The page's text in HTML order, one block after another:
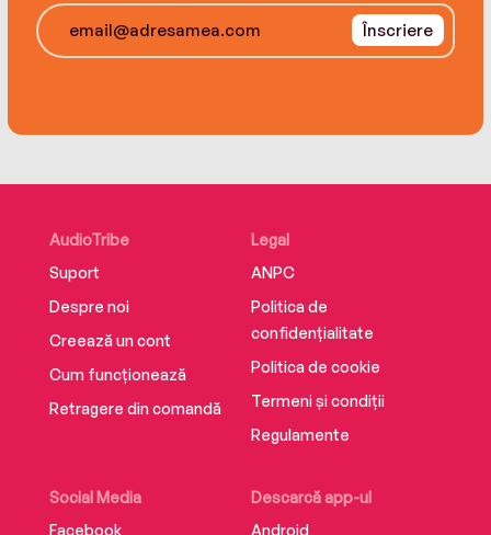
The Last Goodbye is a riveting thriller with a
thunderously beating heart, a masterful page-
Înscriere
AudioTribe
Suport
Despre noi
Creează un cont
Cum funcționează
Retragere din comandă
Social Media
Facebook
Descarcă app-ul
Android
Legal
ANPC
Politica de
confidențialitate
Politica de cookie
Termeni și condiții
Regulamente